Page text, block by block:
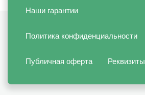
Наши гарантии
Политика конфиденциальности
Публичная оферта Реквизиты